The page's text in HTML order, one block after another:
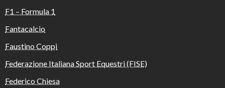
F1 – Formula 1
Fantacalcio
Faustino Coppi
Federazione Italiana Sport Equestri (FISE)
Federico Chiesa